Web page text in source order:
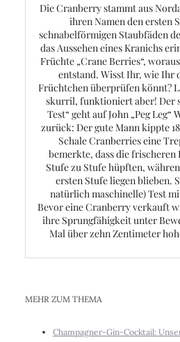
Die Cranberry stammt aus
ihren Namen den ersten
schnabelförmigen Staubfäden
das Aussehen eines Kranichs
Früchte „Crane Berries“,
entstand. Wisst Ihr, wie Ihr
Früchtchen überprüfen könnt?
skurril, funktioniert aber! Der
Test“ geht auf John „Peg Leg“
zurück: Der gute Mann kippte
Schale Cranberries eine
bemerkte, dass die
Stufe zu Stufe hüpften,
ersten Stufe liegen blieben.
natürlich maschinelle) Test
Bevor eine Cranberry verkauft
ihre Sprungfähigkeit unter
Mal über zehn Zentimeter
MEHR ZUM THEMA
Champagner-Gin-Cocktail: